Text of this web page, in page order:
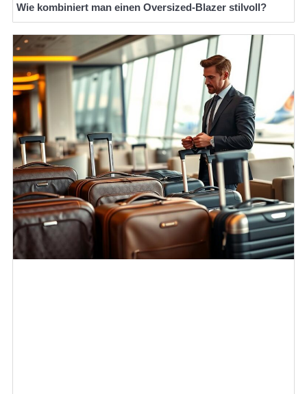
Wie kombiniert man einen Oversized-Blazer stilvoll?